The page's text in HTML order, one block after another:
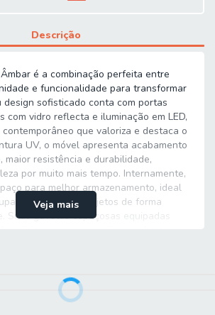
Descrição
é a combinação perfeita entre
e funcionalidade para transformar
design sofisticado conta com portas
com vidro reflecta e iluminação em LED,
que valoriza e destaca o
UV, o móvel apresenta acabamento
maior resistência e durabilidade,
por muito mais tempo. Internamente,
para melhor armazenamento, ideal
acessórios e objetos de forma
Suas gavetas espaçosas equipadas
espaço interno. O guarda roupas
em um único móvel.
Veja mais